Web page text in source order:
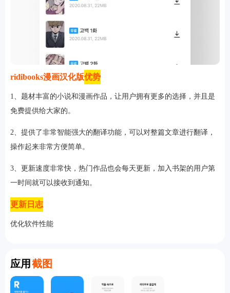
ridibooks漫画汉化版优势
1、题材丰富的小说和漫画作品，让用户拥有更多的选择，并且是
免费提供给大家的。
2、提供了非常智能强大的翻译功能，可以对整篇文章进行翻译，
操作起来非常方便简单。
3、更新速度非常快，热门作品也会每天更新，加入书架的用户第
一时间就可以接收到通知。
更新日志
优化软件性能
应用 截图
Screenshot